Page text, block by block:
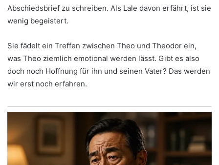
Abschiedsbrief zu schreiben. Als Lale davon erfährt, ist sie
wenig begeistert.
Sie fädelt ein Treffen zwischen Theo und Theodor ein,
was Theo ziemlich emotional werden lässt. Gibt es also
doch noch Hoffnung für ihn und seinen Vater? Das werden
wir erst noch erfahren.